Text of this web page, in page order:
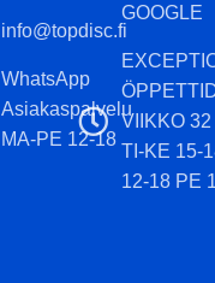
info@topdisc.fi
WhatsApp
Asiakaspalvelu
MA-PE 12-18
GOOGLE
VIIKKO 32
TI-KE 15-
12-18 PE